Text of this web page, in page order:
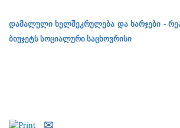
დამალული ხელშეკრულება და ხარჯები -
ბიუჯეტს სოციალური საცხოვრისი